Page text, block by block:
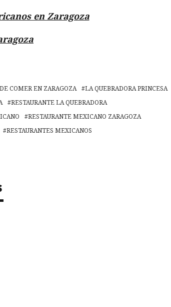
en Zaragoza
COMER EN ZARAGOZA
LA QUEBRADORA PRINCESA
RESTAURANTE LA QUEBRADORA
RESTAURANTE MEXICANO ZARAGOZA
RESTAURANTES MEXICANOS